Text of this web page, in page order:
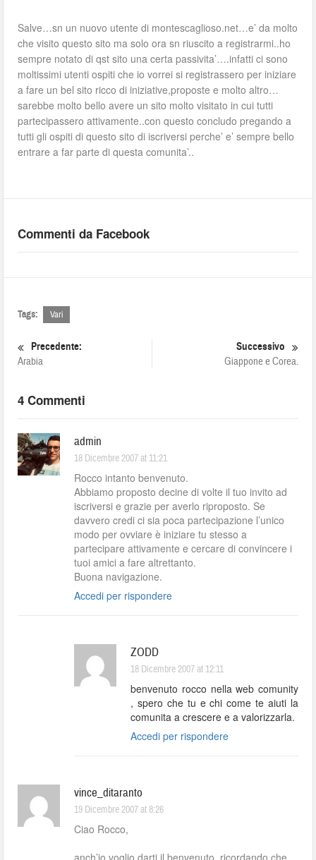
Salve…sn un nuovo utente di montescaglioso.net…e’ da molto
che visito questo sito ma solo ora sn riuscito a registrarmi..ho
sempre notato di qst sito una certa passivita’….infatti ci sono
moltissimi utenti ospiti che io vorrei si registrassero per iniziare
a fare un bel sito ricco di iniziative,proposte e molto altro…
sarebbe molto bello avere un sito molto visitato in cui tutti
partecipassero attivamente..con questo concludo pregando a
tutti gli ospiti di questo sito di iscriversi perche’ e’ sempre bello
entrare a far parte di questa comunita’..
Commenti da Facebook
Tags: Vari
Precedente:
Arabia
Successivo
Giappone e Corea.
4 Commenti
admin
18 Dicembre 2007 at 11:21
Rocco intanto benvenuto.
Abbiamo proposto decine di volte il tuo invito ad
iscriversi e grazie per averlo riproposto. Se
davvero credi ci sia poca partecipazione l’unico
modo per ovviare è iniziare tu stesso a
partecipare attivamente e cercare di convincere i
tuoi amici a fare altrettanto.
Buona navigazione.
Accedi per rispondere
ZODD
18 Dicembre 2007 at 12:11
benvenuto rocco nella web comunity
, spero che tu e chi come te aiuti la
comunita a crescere e a valorizzarla.
Accedi per rispondere
vince_ditaranto
19 Dicembre 2007 at 8:26
Ciao Rocco,
anch’io voglio darti il benvenuto, ricordando che